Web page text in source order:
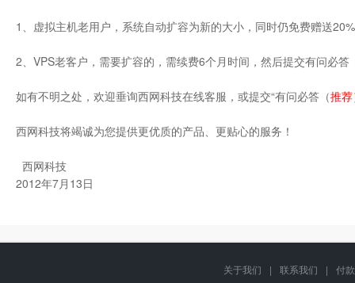
1、虚拟主机老用户，系统自动扩容为新的大小，同时仍免费赠送
2、VPS老客户，需要扩容的，需续费6个月时间，然后提交有问必
如有不明之处，欢迎垂询西网科技在线客服，或提交“有问必答 （推荐
西网科技将竭诚为您提供更优质的产品、更贴心的服务！
西网科技
2012年7月13日
关于我们 | 联系我们 |
付